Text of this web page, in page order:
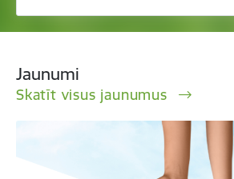
Jaunumi
Skatīt visus jaunumus